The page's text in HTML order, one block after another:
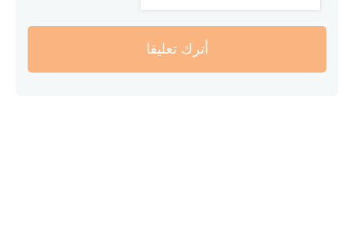
أترك تعليقا